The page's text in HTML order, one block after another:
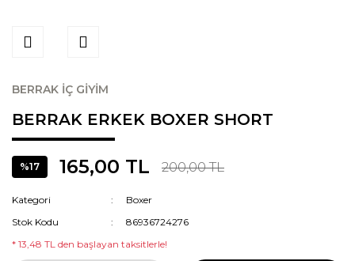
BERRAK İÇ GİYİM
BERRAK ERKEK BOXER SHORT
%17 165,00 TL 200,00 TL
Kategori
Boxer
Stok Kodu
86936724276
* 13,48 TL den başlayan taksitlerle!